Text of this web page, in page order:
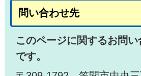
問い合わせ先
このページに関するお問い
です。